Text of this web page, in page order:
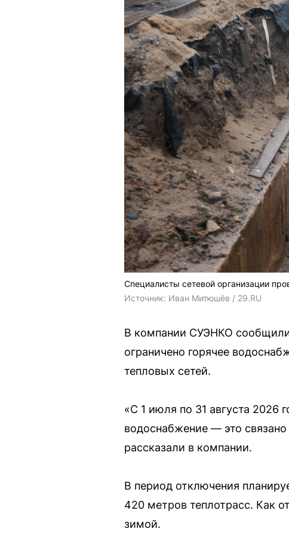
Специалисты сетевой организации
Источник: Иван Митюшёв / 29.RU
В компании СУЭНКО сообщили,
ограничено горячее
тепловых сетей.
«С 1 июля по 31 августа 2026
водоснабжение — это
рассказали в компании.
В период отключения
420 метров теплотрасс. Как
зимой.